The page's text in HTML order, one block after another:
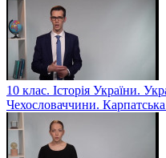
10 клас. Історія України.
Чехословаччини.